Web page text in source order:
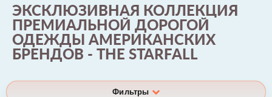
ЭКСКЛЮЗИВНАЯ КОЛЛЕКЦИЯ
ПРЕМИАЛЬНОЙ ДОРОГОЙ
ОДЕЖДЫ АМЕРИКАНСКИХ
БРЕНДОВ - THE STARFALL
Фильтры